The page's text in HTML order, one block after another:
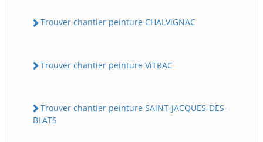
Trouver chantier peinture CHALViGNAC
Trouver chantier peinture ViTRAC
Trouver chantier peinture SAiNT-JACQUES-DES-
BLATS